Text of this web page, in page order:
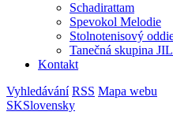
Schadirattam
Spevokol Melodie
Stolnotenisový
Tanečná skupina
Kontakt
Vyhledávání RSS Mapa webu
SKSlovensky